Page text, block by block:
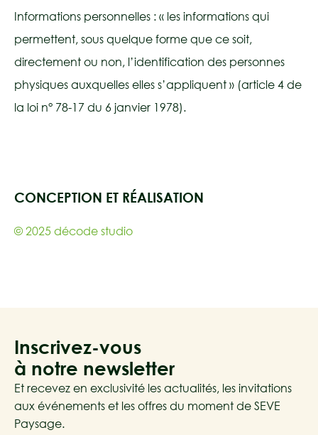
Informations personnelles : « les informations qui
permettent, sous quelque forme que ce soit,
directement ou non, l’identification des personnes
physiques auxquelles elles s’appliquent » (article 4 de
la loi n° 78-17 du 6 janvier 1978).
CONCEPTION ET RÉALISATION
© 2025 décode studio
Inscrivez-vous
à notre newsletter
Et recevez en exclusivité les actualités, les invitations
aux événements et les offres du moment de SEVE
Paysage.